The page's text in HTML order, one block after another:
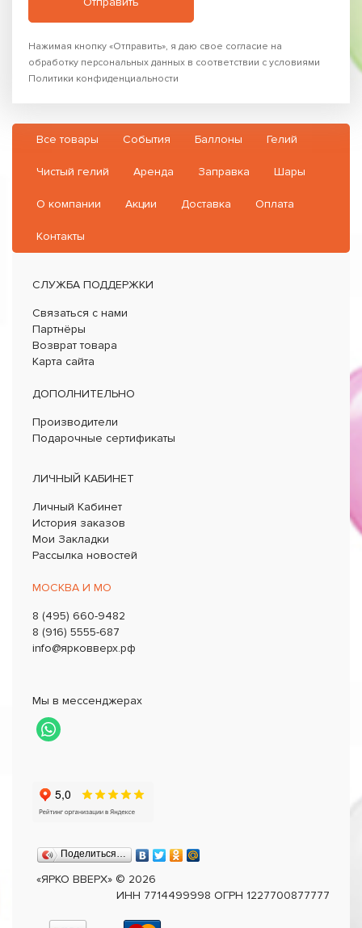
Нажимая кнопку «Отправить», я даю свое согласие на
обработку персональных данных в соответствии с условиями
Политики конфиденциальности
Все товары События Баллоны Гелий
Чистый гелий Аренда Заправка Шары
О компании Акции Доставка Оплата
Контакты
СЛУЖБА ПОДДЕРЖКИ
Связаться с нами
Партнёры
Возврат товара
Карта сайта
ДОПОЛНИТЕЛЬНО
Производители
Подарочные сертификаты
ЛИЧНЫЙ КАБИНЕТ
Личный Кабинет
История заказов
Мои Закладки
Рассылка новостей
МОСКВА И МО
8 (495) 660-9482
8 (916) 5555-687
info@ярковверх.рф
Мы в мессенджерах
Поделиться…
«ЯРКО ВВЕРХ» © 2026
ИНН 7714499998 ОГРН 1227700877777